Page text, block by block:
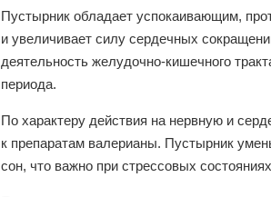
Пустырник обладает успокаивающим,
и увеличивает силу сердечных
деятельность желудочно-кишечного
периода.
По характеру действия на нервную и
к препаратам валерианы. Пустырник
сон, что важно при стрессовых